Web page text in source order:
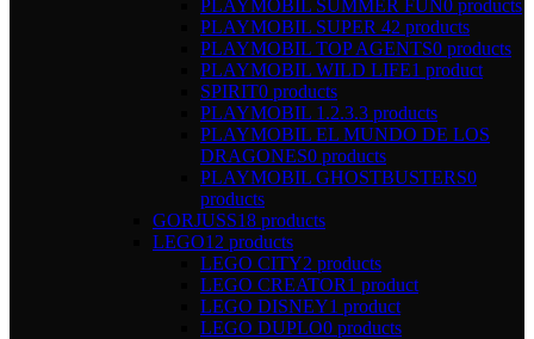
PLAYMOBIL SUMMER FUN0 products
PLAYMOBIL SUPER 42 products
PLAYMOBIL TOP AGENTS0 products
PLAYMOBIL WILD LIFE1 product
SPIRIT0 products
PLAYMOBIL 1.2.3.3 products
PLAYMOBIL EL MUNDO DE LOS
DRAGONES0 products
PLAYMOBIL GHOSTBUSTERS0
products
GORJUSS18 products
LEGO12 products
LEGO CITY2 products
LEGO CREATOR1 product
LEGO DISNEY1 product
LEGO DUPLO0 products